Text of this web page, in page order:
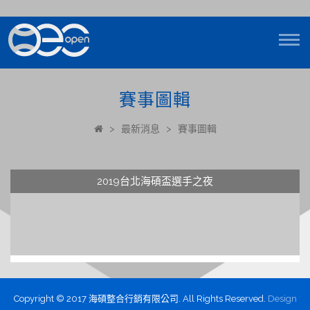
賽事圖輯
> 最新消息 > 賽事圖輯
2019台北海碩盃選手之夜
Copyright © 2017 海碩整合行銷有限公司. All Rights Reserved. Design